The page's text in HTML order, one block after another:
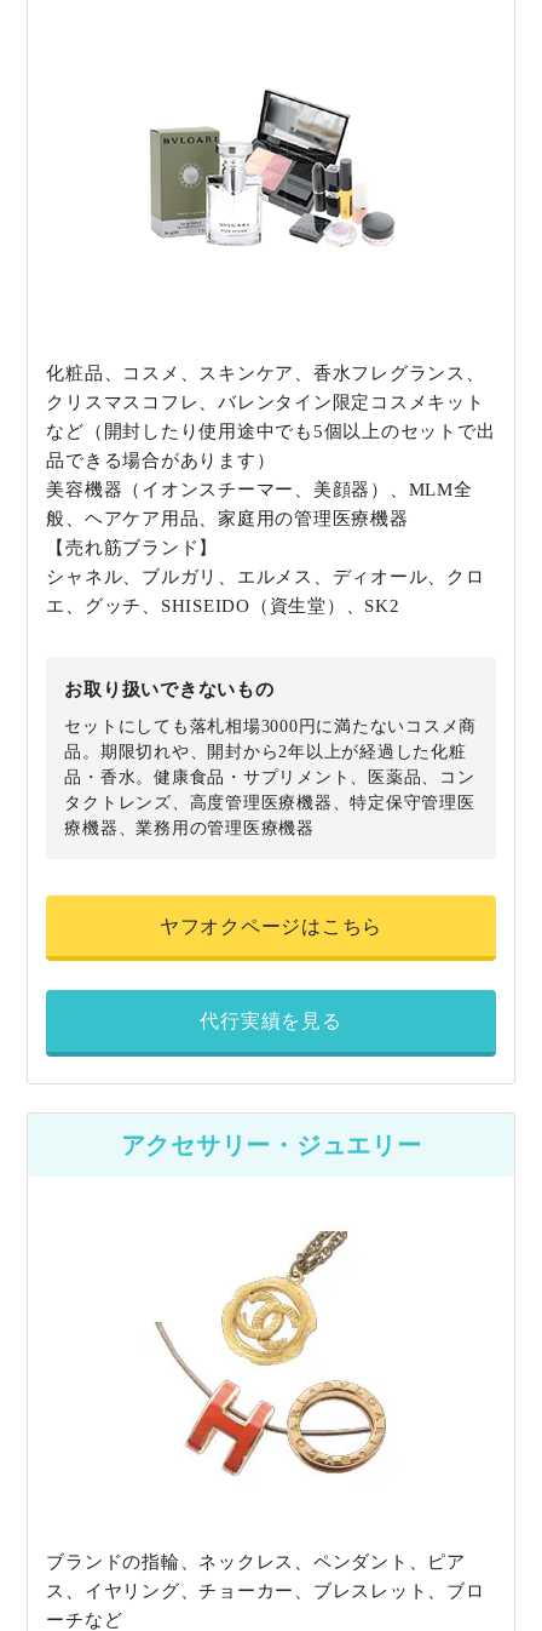
化粧品、コスメ、スキンケア、香水フレグランス、
クリスマスコフレ、バレンタイン限定コスメキット
など（開封したり使用途中でも5個以上のセットで出
品できる場合があります）
美容機器（イオンスチーマー、美顔器）、MLM全
般、ヘアケア用品、家庭用の管理医療機器
【売れ筋ブランド】
シャネル、ブルガリ、エルメス、ディオール、クロ
エ、グッチ、SHISEIDO（資生堂）、SK2
お取り扱いできないもの
セットにしても落札相場3000円に満たないコスメ商
品。期限切れや、開封から2年以上が経過した化粧
品・香水。健康食品・サプリメント、医薬品、コン
タクトレンズ、高度管理医療機器、特定保守管理医
療機器、業務用の管理医療機器
ヤフオクページはこちら
代行実績を見る
アクセサリー・ジュエリー
ブランドの指輪、ネックレス、ペンダント、ピア
ス、イヤリング、チョーカー、ブレスレット、ブロ
ーチなど